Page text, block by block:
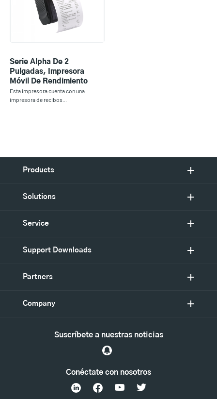
Serie Alpha De 2
Pulgadas, Impresora
Móvil De Rendimiento
Esta impresora cuenta con una
impresora de recibos...
Products
Solutions
Service
Support Downloads
Partners
Company
Conéctate con nosotros
Suscríbete a nuestras noticias